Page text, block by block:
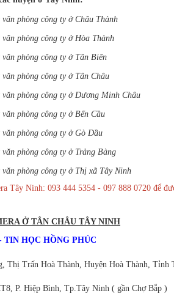
phòng công ty ở Châu Thành
phòng công ty ở Hòa Thành
phòng công ty ở Tân Biên
phòng công ty ở Tân Châu
phòng công ty ở Dương Minh Châu
phòng công ty ở Bến Cầu
phòng công ty ở Gò Dầu
phòng công ty ở Trảng Bàng
phòng công ty ở Thị xã Tây Ninh
Tây Ninh: 093 444 5354 - 097 888 0720 để
Ở TÂN CHÂU TÂY NINH
HỌC HỒNG PHÚC
Thị Trấn Hoà Thành, Huyện Hoà Thành, Tỉnh
P. Hiệp Bình, Tp.Tây Ninh ( gần Chợ Bắp )